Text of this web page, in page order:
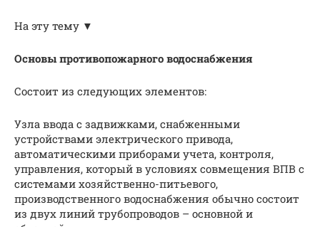
На эту тему ▼
Основы противопожарного водоснабжения
Состоит из следующих элементов:
Узла ввода с задвижками, снабженными
устройствами электрического привода,
автоматическими приборами учета, контроля,
управления, который в условиях совмещения ВПВ с
системами хозяйственно-питьевого,
производственного водоснабжения обычно состоит
из двух линий трубопроводов – основной и